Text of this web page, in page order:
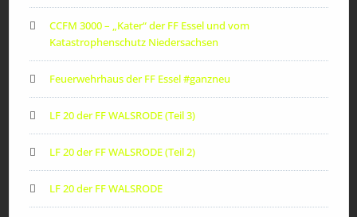
CCFM 3000 – „Kater“ der FF Essel und vom
Katastrophenschutz Niedersachsen
Feuerwehrhaus der FF Essel #ganzneu
LF 20 der FF WALSRODE (Teil 3)
LF 20 der FF WALSRODE (Teil 2)
LF 20 der FF WALSRODE